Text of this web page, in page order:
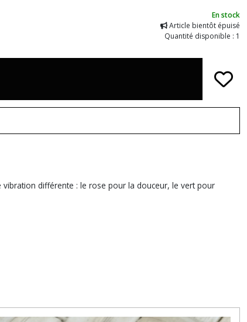
En stock
Article bientôt épuisé
Quantité disponible : 1
vibration différente : le rose pour la douceur, le vert pour